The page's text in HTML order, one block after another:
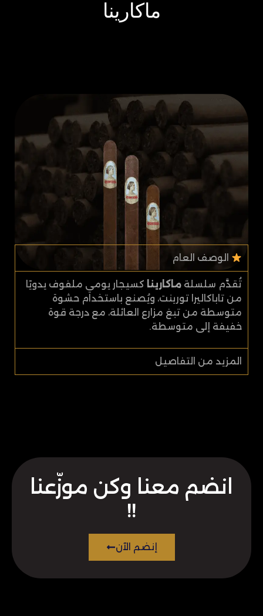
ماكارينا
الوصف العام
تُقدَّم سلسلة ماكارينا كسيجار يومي ملفوف يدويًا
من تاباكاليرا تورينت، ويُصنع باستخدام حشوة
متوسطة من تبغ مزارع العائلة، مع درجة قوة
خفيفة إلى متوسطة.
المزيد من التفاصيل
انضم معنا وكن موزّعنا
!!
إنضم الآن